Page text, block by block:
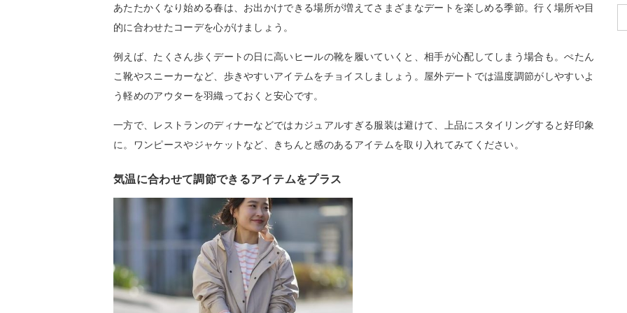
あたたかくなり始める春は、お出かけできる場所が増えてさまざまなデートを楽しめる季節。行く場所や目
的に合わせたコーデを心がけましょう。
例えば、たくさん歩くデートの日に高いヒールの靴を履いていくと、相手が心配してしまう場合も。ぺたん
こ靴やスニーカーなど、歩きやすいアイテムをチョイスしましょう。屋外デートでは温度調節がしやすいよ
う軽めのアウターを羽織っておくと安心です。
一方で、レストランのディナーなどではカジュアルすぎる服装は避けて、上品にスタイリングすると好印象
に。ワンピースやジャケットなど、きちんと感のあるアイテムを取り入れてみてください。
気温に合わせて調節できるアイテムをプラス